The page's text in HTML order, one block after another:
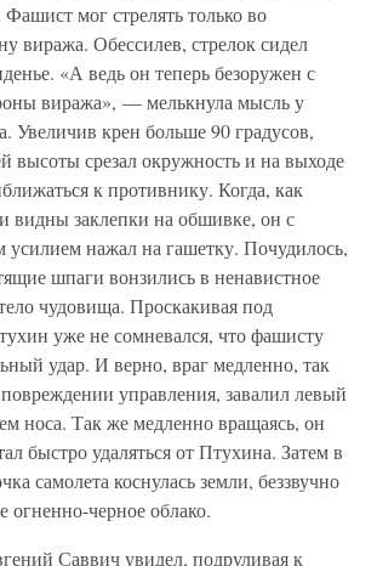
мог стрелять только во
виража. Обессилев, стрелок сидел
«А ведь он теперь безоружен с
виража», — мелькнула мысль у
Увеличив крен больше 90 градусов,
высоты срезал окружность и на выходе
к противнику. Когда, как
видны заклепки на обшивке, он с
усилием нажал на гашетку. Почудилось,
шпаги вонзились в ненавистное
чудовища. Проскакивая под
уже не сомневался, что фашисту
удар. И верно, враг медленно, так
управления, завалил левый
носа. Так же медленно вращаясь, он
быстро удаляться от Птухина. Затем в
самолета коснулась земли, беззвучно
огненно-черное облако.
Саввич увидел, подруливая к